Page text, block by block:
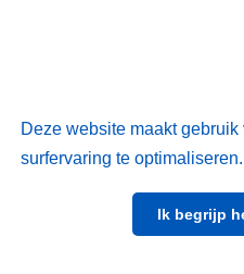
Deze website maakt
surfervaring te optimaliseren.
Ik begrijp